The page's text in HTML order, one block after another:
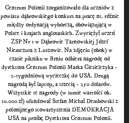
Centrum Polonii zorganizowało dla uczniów z
powiatu dąbrowskiego konkurs na pracę nt. różnic
między ordynacją wyborczą, obowiązującą w
Polsce i krajach anglosaskich. Zwyciężył uczeń
ZSP Nr 1 w Dąbrowie Tarnowskiej Józef
Niemczura z Luszowic. Na zdjęciu (obok) w
czasie pikniku w Brniu odbiera nagrodę od
dyrektora Centrum Polonii Marka Ciesielczyka -
2-tygodniową wycieczkę do USA. Drugą
nagrodą był laptop, a trzecią - 250 dolarów.
Wszystkie te nagrody (w sumie wartości ok.
10.000 zł) ufundował Stefan Michał Dembowski z
polonijnego stowarzyszenia DEMOKRACJA
USA na prośbę Dyrektora Centrum Polonii.